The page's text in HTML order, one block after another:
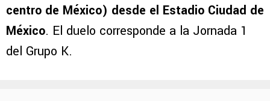
centro de México) desde el Estadio Ciudad de
México. El duelo corresponde a la Jornada 1
del Grupo K.